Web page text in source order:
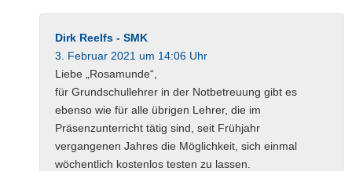
Dirk Reelfs - SMK
3. Februar 2021 um 14:06 Uhr
Liebe „Rosamunde“,
für Grundschullehrer in der Notbetreuung gibt es
ebenso wie für alle übrigen Lehrer, die im
Präsenzunterricht tätig sind, seit Frühjahr
vergangenen Jahres die Möglichkeit, sich einmal
wöchentlich kostenlos testen zu lassen.